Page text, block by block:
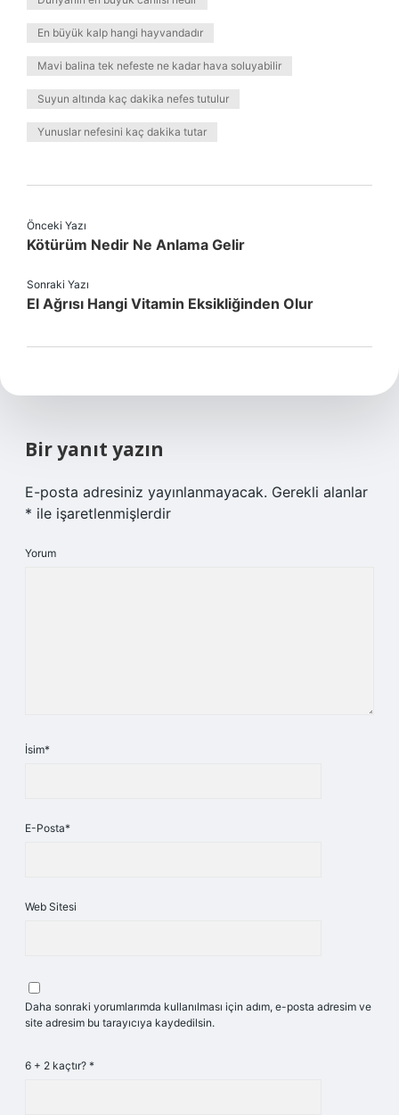
En büyük kalp hangi hayvandadır
Mavi balina tek nefeste ne kadar hava soluyabilir
Suyun altında kaç dakika nefes tutulur
Yunuslar nefesini kaç dakika tutar
Önceki Yazı
Kötürüm Nedir Ne Anlama Gelir
Sonraki Yazı
El Ağrısı Hangi Vitamin Eksikliğinden Olur
Bir yanıt yazın
E-posta adresiniz yayınlanmayacak. Gerekli alanlar
* ile işaretlenmişlerdir
Yorum
İsim*
E-Posta*
Web Sitesi
Daha sonraki yorumlarımda kullanılması için adım, e-posta adresim ve
site adresim bu tarayıcıya kaydedilsin.
6 + 2 kaçtır? *